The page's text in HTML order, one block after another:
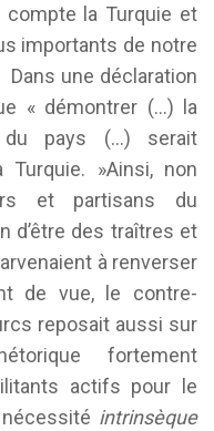
la Turquie et
importants de notre
une déclaration
« démontrer (…) la
du pays (…) serait
»Ainsi, non
et partisans du
d’être des traîtres et
à renverser
de vue, le contre-
reposait aussi sur
fortement
actifs pour le
intrinsèque